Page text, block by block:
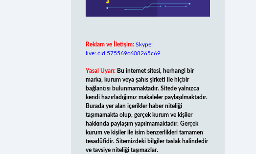
Reklam ve İletişim: Skype:
live:.cid.575569c608265c69
Yasal Uyarı: Bu internet sitesi, herhangi bir
marka, kurum veya şahıs şirketi ile hiçbir
bağlantısı bulunmamaktadır. Sitede yalnızca
kendi hazırladığımız makaleler paylaşılmaktadır.
Burada yer alan içerikler haber niteliği
taşımamakta olup, gerçek kurum ve kişiler
hakkında paylaşım yapılmamaktadır. Gerçek
kurum ve kişiler ile isim benzerlikleri tamamen
tesadüfidir. Sitemizdeki bilgiler taslak halindedir
ve tavsiye niteliği taşımazlar.